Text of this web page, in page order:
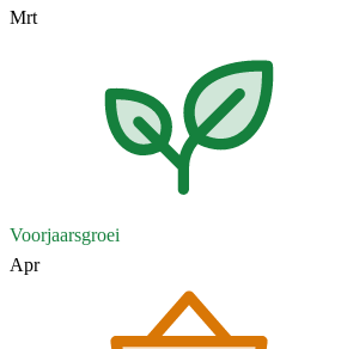
Mrt
Voorjaarsgroei
Apr